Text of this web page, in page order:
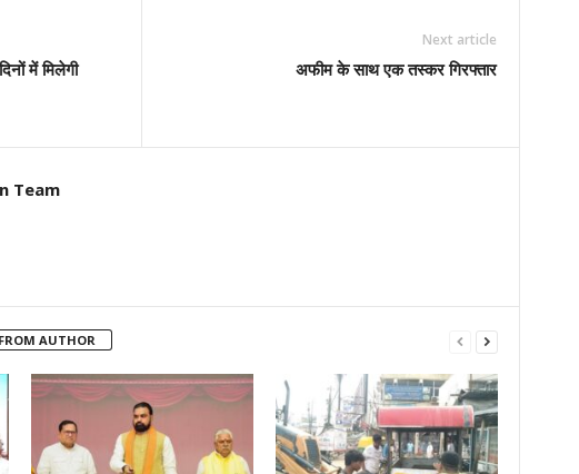
में मिलेगी
Next article
अफीम के साथ एक तस्कर गिरफ्तार
Team
AUTHOR